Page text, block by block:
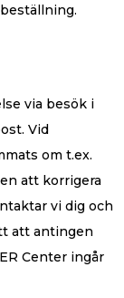
via besök i
Vid
om t.ex.
att korrigera
vi dig och
att antingen
Center ingår